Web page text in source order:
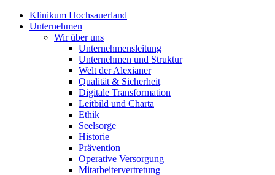
Klinikum Hochsauerland
Unternehmen
Wir über uns
Unternehmensleitung
Unternehmen und Struktur
Welt der Alexianer
Qualität & Sicherheit
Digitale Transformation
Leitbild und Charta
Ethik
Seelsorge
Historie
Prävention
Operative Versorgung
Mitarbeitervertretung